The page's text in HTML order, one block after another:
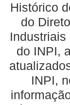
Histórico
do
do INPI,
INPI,